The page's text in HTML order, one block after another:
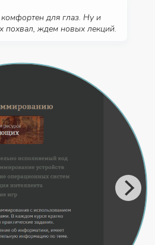
для глаз. Ну и
похвал, ждем новых лекций.